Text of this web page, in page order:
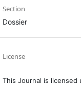
Section
Dossier
License
This Journal is licensed